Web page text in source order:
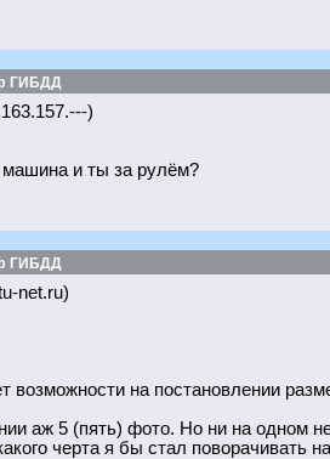
ГИБДД
)
машина и ты за рулём?
ГИБДД
net.ru)
возможности на постановлении
аж 5 (пять) фото. Но ни на одном
черта я бы стал поворачивать